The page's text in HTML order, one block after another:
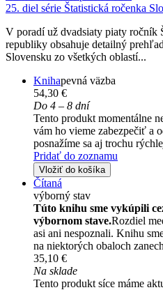
25. diel série Štatistická ročenka
V poradí už dvadsiaty piaty ročník
republiky obsahuje detailný
Slovensku zo všetkých oblastí...
Knihapevná väzba
54,30 €
Do 4 – 8 dní
Tento produkt momentálne
vám ho vieme zabezpečiť a
posnažíme sa aj trochu
Pridať do zoznamu
Vložiť do košíka
Čítaná
výborný stav
Túto knihu sme vykúpili
výbornom stave.Rozdiel
asi ani nespoznali. Knihu
na niektorých obaloch
35,10 €
Na sklade
Tento produkt síce máme